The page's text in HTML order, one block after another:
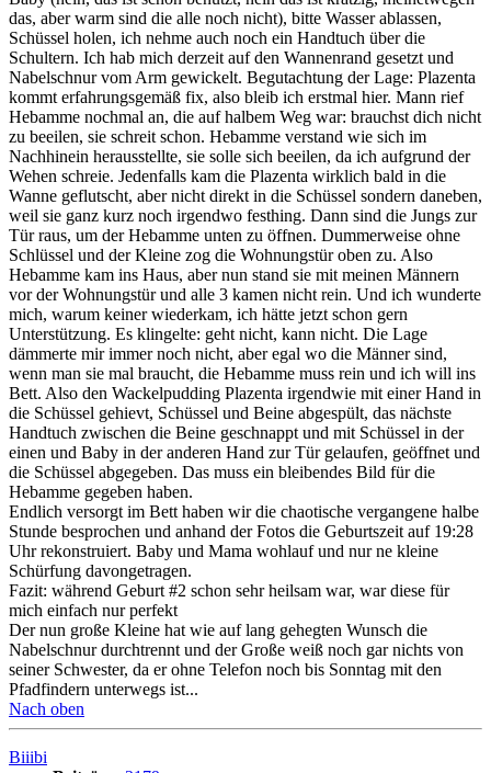
das, aber warm sind die alle noch nicht), bitte Wasser ablassen,
Schüssel holen, ich nehme auch noch ein Handtuch über die
Schultern. Ich hab mich derzeit auf den Wannenrand gesetzt und
Nabelschnur vom Arm gewickelt. Begutachtung der Lage: Plazenta
kommt erfahrungsgemäß fix, also bleib ich erstmal hier. Mann rief
Hebamme nochmal an, die auf halbem Weg war: brauchst dich nicht
zu beeilen, sie schreit schon. Hebamme verstand wie sich im
Nachhinein herausstellte, sie solle sich beeilen, da ich aufgrund der
Wehen schreie. Jedenfalls kam die Plazenta wirklich bald in die
Wanne geflutscht, aber nicht direkt in die Schüssel sondern daneben,
weil sie ganz kurz noch irgendwo festhing. Dann sind die Jungs zur
Tür raus, um der Hebamme unten zu öffnen. Dummerweise ohne
Schlüssel und der Kleine zog die Wohnungstür oben zu. Also
Hebamme kam ins Haus, aber nun stand sie mit meinen Männern
vor der Wohnungstür und alle 3 kamen nicht rein. Und ich wunderte
mich, warum keiner wiederkam, ich hätte jetzt schon gern
Unterstützung. Es klingelte: geht nicht, kann nicht. Die Lage
dämmerte mir immer noch nicht, aber egal wo die Männer sind,
wenn man sie mal braucht, die Hebamme muss rein und ich will ins
Bett. Also den Wackelpudding Plazenta irgendwie mit einer Hand in
die Schüssel gehievt, Schüssel und Beine abgespült, das nächste
Handtuch zwischen die Beine geschnappt und mit Schüssel in der
einen und Baby in der anderen Hand zur Tür gelaufen, geöffnet und
die Schüssel abgegeben. Das muss ein bleibendes Bild für die
Hebamme gegeben haben.
Endlich versorgt im Bett haben wir die chaotische vergangene halbe
Stunde besprochen und anhand der Fotos die Geburtszeit auf 19:28
Uhr rekonstruiert. Baby und Mama wohlauf und nur ne kleine
Schürfung davongetragen.
Fazit: während Geburt #2 schon sehr heilsam war, war diese für
mich einfach nur perfekt
Der nun große Kleine hat wie auf lang gehegten Wunsch die
Nabelschnur durchtrennt und der Große weiß noch gar nichts von
seiner Schwester, da er ohne Telefon noch bis Sonntag mit den
Pfadfindern unterwegs ist...
Nach oben
Biiibi